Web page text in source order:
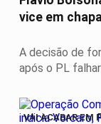
vice em
A decisão de
após o PL
VAI ACABAR EM